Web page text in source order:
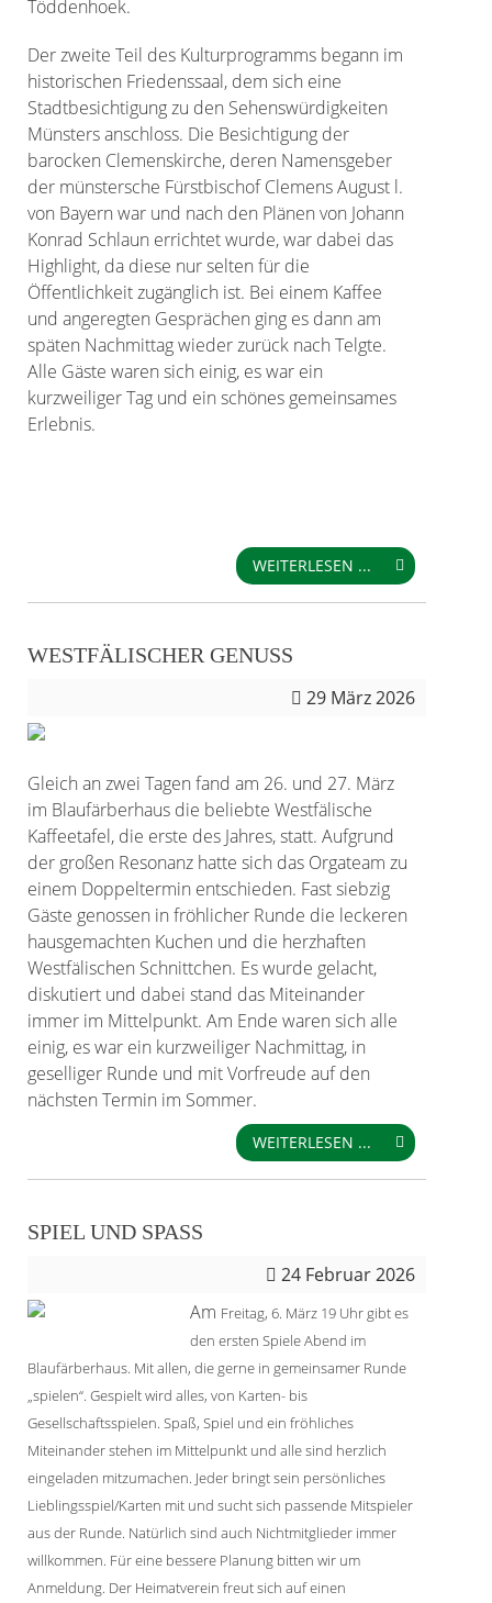
Töddenhoek.
Der zweite Teil des Kulturprogramms begann im
historischen Friedenssaal, dem sich eine
Stadtbesichtigung zu den Sehenswürdigkeiten
Münsters anschloss. Die Besichtigung der
barocken Clemenskirche, deren Namensgeber
der münstersche Fürstbischof Clemens August l.
von Bayern war und nach den Plänen von Johann
Konrad Schlaun errichtet wurde, war dabei das
Highlight, da diese nur selten für die
Öffentlichkeit zugänglich ist. Bei einem Kaffee
und angeregten Gesprächen ging es dann am
späten Nachmittag wieder zurück nach Telgte.
Alle Gäste waren sich einig, es war ein
kurzweiliger Tag und ein schönes gemeinsames
Erlebnis.
WEITERLESEN ...
WESTFÄLISCHER GENUSS
29 März 2026
Gleich an zwei Tagen fand am 26. und 27. März
im Blaufärberhaus die beliebte Westfälische
Kaffeetafel, die erste des Jahres, statt. Aufgrund
der großen Resonanz hatte sich das Orgateam zu
einem Doppeltermin entschieden. Fast siebzig
Gäste genossen in fröhlicher Runde die leckeren
hausgemachten Kuchen und die herzhaften
Westfälischen Schnittchen. Es wurde gelacht,
diskutiert und dabei stand das Miteinander
immer im Mittelpunkt. Am Ende waren sich alle
einig, es war ein kurzweiliger Nachmittag, in
geselliger Runde und mit Vorfreude auf den
nächsten Termin im Sommer.
WEITERLESEN ...
SPIEL UND SPASS
24 Februar 2026
Am Freitag, 6. März 19 Uhr gibt es
den ersten Spiele Abend im
Blaufärberhaus. Mit allen, die gerne in gemeinsamer Runde
„spielen“. Gespielt wird alles, von Karten- bis
Gesellschaftsspielen. Spaß, Spiel und ein fröhliches
Miteinander stehen im Mittelpunkt und alle sind herzlich
eingeladen mitzumachen. Jeder bringt sein persönliches
Lieblingsspiel/Karten mit und sucht sich passende Mitspieler
aus der Runde. Natürlich sind auch Nichtmitglieder immer
willkommen. Für eine bessere Planung bitten wir um
Anmeldung. Der Heimatverein freut sich auf einen